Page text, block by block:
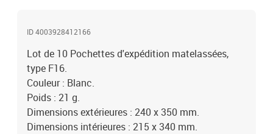
ID 4003928412166
Lot de 10 Pochettes d'expédition matelassées,
type F16.
Couleur : Blanc.
Poids : 21 g.
Dimensions extérieures : 240 x 350 mm.
Dimensions intérieures : 215 x 340 mm.